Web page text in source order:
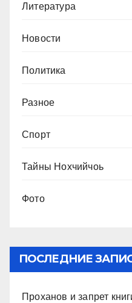
Литература
Новости
Политика
Разное
Спорт
Тайны Нохчийчоь
Фото
ПОСЛЕДНИЕ
Проханов и запрет